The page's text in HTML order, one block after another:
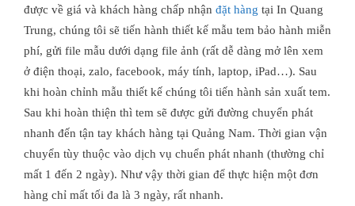
được về giá và khách hàng chấp nhận đặt hàng tại In Quang
Trung, chúng tôi sẽ tiến hành thiết kế mẫu tem bảo hành miễn
phí, gửi file mẫu dưới dạng file ảnh (rất dễ dàng mở lên xem
ở điện thoại, zalo, facebook, máy tính, laptop, iPad…). Sau
khi hoàn chỉnh mẫu thiết kế chúng tôi tiến hành sản xuất tem.
Sau khi hoàn thiện thì tem sẽ được gửi đường chuyển phát
nhanh đến tận tay khách hàng tại Quảng Nam. Thời gian vận
chuyển tùy thuộc vào dịch vụ chuển phát nhanh (thường chỉ
mất 1 đến 2 ngày). Như vậy thời gian để thực hiện một đơn
hàng chỉ mất tối đa là 3 ngày, rất nhanh.